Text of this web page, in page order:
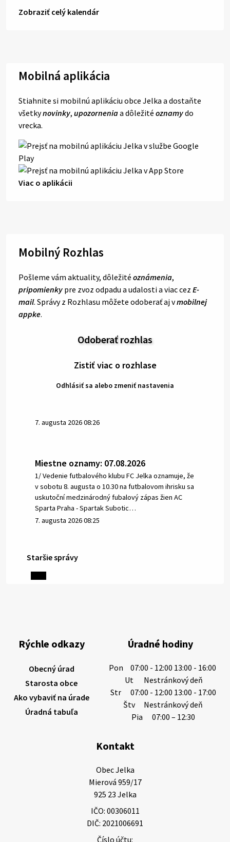
Zobraziť celý kalendár
Mobilná aplikácia
Stiahnite si mobilnú aplikáciu obce Jelka a dostaňte
všetkynovinky, upozorneniaa dôležité oznamydo
vrecka.
Viac o aplikácii
Mobilný Rozhlas
Pošleme vám aktuality, dôležité oznámenia,
pripomienky pre zvoz odpadu a udalosti a viac cez E-
mail. Správy z Rozhlasu môžete odoberať aj vmobilnej
appke.
Odoberať rozhlas
Zistiť viac o rozhlase
Odhlásiť sa alebo zmeniť nastavenia
7. augusta 2026 08:26
Miestne oznamy: 07.08.2026
1/ Vedenie futbalového klubu FC Jelka oznamuje, že
v sobotu 8. augusta o 10.30 na futbalovom ihrisku sa
uskutoční medzinárodný fubalový zápas žien AC
Sparta Praha - Spartak Subotic…
7. augusta 2026 08:25
6. augusta 2026 08:13
výdatnosti vodárenských zdrojov.
Západoslovenská vodárenská spoločnosť preto
6. augusta 2026 08:12
5. augusta 2026 13:10
Smútočný oznam: 05.08.2026 1/ Vážení obyvatelia!S
hlbokým zármutkom Vám oznamujeme, že vo veku
73 rokov nás opustila Irena Tanková, rodená
Tanková. Pohreb zosnulej bude dňa 6.08.20…
5. augusta 2026 12:59
Staršie správy
Rýchle odkazy
Obecný úrad
Starosta obce
Ako vybaviť na úrade
Úradná tabuľa
Úradné hodiny
Pon
07:00 - 12:00 13:00 - 16:00
Ut
Nestránkový deň
Str
07:00 - 12:00 13:00 - 17:00
Štv
Nestránkový deň
Pia
07:00 – 12:30
Kontakt
Obec Jelka
Mierová 959/17
925 23 Jelka
IČO: 00306011
DIČ: 2021006691
Číslo účtu: